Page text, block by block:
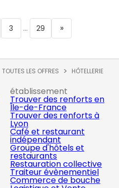
3 ... 29 »
TOUTES LES OFFRES HÔTELLERIE
établissement
Trouver des renforts en
Île-de-France
Trouver des renforts à
Lyon
Café et restaurant
indépendant
Groupe d'hôtels et
restaurants
Restauration collective
Traiteur évènementiel
Commerce de bouche